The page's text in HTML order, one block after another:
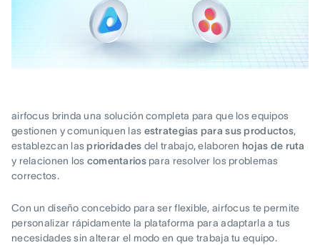
airfocus brinda una solución completa para que los equipos
gestionen y comuniquen las estrategias para sus productos,
establezcan las prioridades del trabajo, elaboren hojas de ruta
y relacionen los comentariospara resolver los problemas
correctos.
Con un diseño concebido para ser flexible, airfocus te permite
personalizar rápidamente la plataforma para adaptarla a tus
necesidades sin alterar el modo en que trabaja tu equipo.